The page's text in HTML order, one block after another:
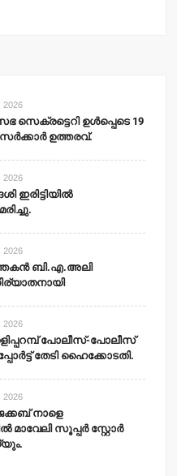
2026
സെക്രട്ടെറി ഉള്‍പ്പെടെ 19
സര്‍ക്കാര്‍ ഉത്തരവ്.
2026
ഇരിട്ടിയില്‍
2026
ബി.എ.അലി
2026
പോലീസ്-പോലീസ്
തേടി ഹൈക്കോടതി.
2026
നാളെ
മാവേലി സൂപ്പര്‍ സ്റ്റോര്‍